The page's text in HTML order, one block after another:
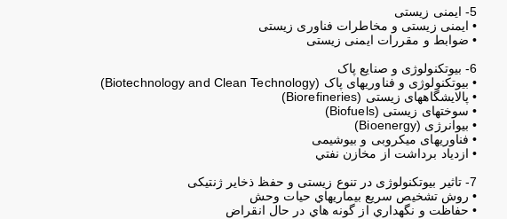
5- ایمنی زیستی
• ایمنی زیستی و مخاطرات فناوری زیستی
• ضوابط و مقررات ایمنی زیستی
6- بیوتکنولوژی و صنایع پاک
• بیوتکنولوژی و فناوریهای پاک (Biotechnology and Clean Technology)
• پالایشگاههای زیستی (Biorefineries)
• سوختهای زیستی (Biofuels)
• بیوانرژی (Bioenergy)
• فناوریهای میکروبی و بیوشیمی
• ازدياد برداشت از مخازن نفتي
7- تاثیر بیوتکنولوژی در تنوع زیستی و حفظ ذخایر ژنتیکی
• روش تشخيص سريع بيماريهاي حيات وحش
• حفاظت و نگهداري از گونه هاي در حال انقراض